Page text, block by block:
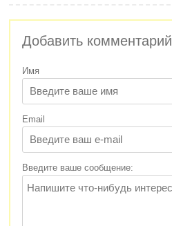
Добавить комментарий
Имя
Email
Введите ваше сообщение: